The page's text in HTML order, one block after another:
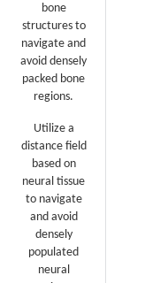
bone
structures to
navigate and
avoid densely
packed bone
regions.
Utilize a
distance field
based on
neural tissue
to navigate
and avoid
densely
populated
neural